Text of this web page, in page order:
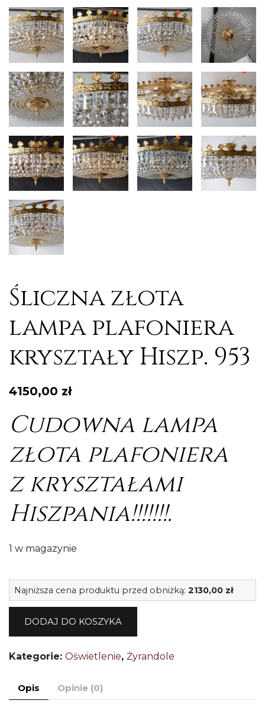
Śliczna złota
lampa plafoniera
kryształy Hiszp. 953
4150,00 zł
Cudowna lampa
złota plafoniera
z kryształami
Hiszpania!!!!!!!.
1 w magazynie
Najniższa cena produktu przed obniżką: 2130,00 zł
DODAJ DO KOSZYKA
Kategorie: Oświetlenie, Żyrandole
Opis Opinie (0)